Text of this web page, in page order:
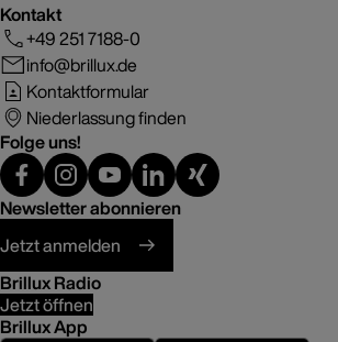
Kontakt
+49 251 7188-0
info@brillux.de
Kontaktformular
Niederlassung finden
Folge uns!
Newsletter abonnieren
Jetzt anmelden
Brillux Radio
Jetzt öffnen
Brillux App